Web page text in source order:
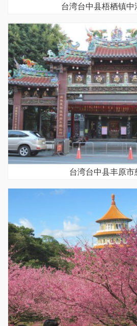
台湾台中县梧栖镇中
台湾台中县丰原市